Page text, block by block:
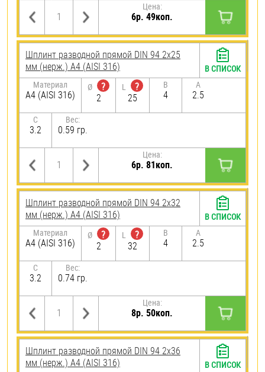
Цена:
6р. 49коп.
Шплинт разводной прямой DIN 94 2х25
мм (нерж.) A4 (AISI 316)
Материал
A4 (AISI 316)
Ø
?
2
L
?
25
B
4
A
2.5
C
3.2
Вес:
0.59 гр.
Цена:
6р. 81коп.
В СПИСОК
Шплинт разводной прямой DIN 94 2х32
мм (нерж.) A4 (AISI 316)
Материал
A4 (AISI 316)
Ø
?
2
L
?
32
B
4
A
2.5
C
3.2
Вес:
0.74 гр.
Цена:
8р. 50коп.
В СПИСОК
Шплинт разводной прямой DIN 94 2х36
мм (нерж.) A4 (AISI 316)
В СПИСОК